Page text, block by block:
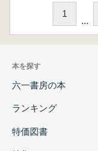
1
...
本を探す
六一書房の本
ランキング
特価図書